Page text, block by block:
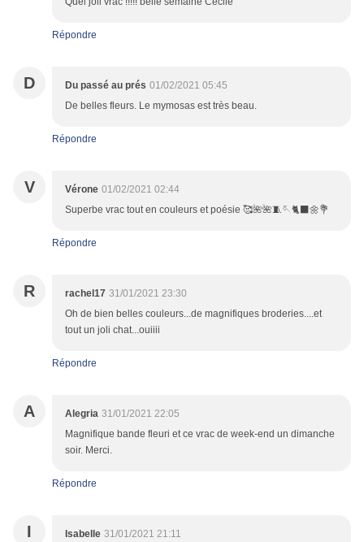
Répondre
D Du passé au prés 01/02/2021 05:45
De belles fleurs. Le mymosas est très beau.
Répondre
V Vérone 01/02/2021 02:44
Superbe vrac tout en couleurs et poésie 🥰🌺🌺🧵🪡🐈‍⬛🌼💐
Répondre
R rachel17 31/01/2021 23:30
Oh de bien belles couleurs...de magnifiques broderies....et
tout un joli chat...ouiiii
Répondre
A Alegria 31/01/2021 22:05
Magnifique bande fleuri et ce vrac de week-end un dimanche
soir. Merci.
Répondre
I Isabelle 31/01/2021 21:11